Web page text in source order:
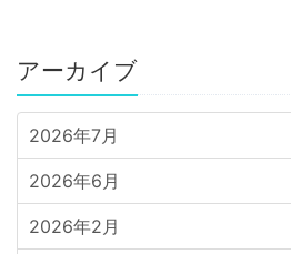
アーカイブ
2026年7月
2026年6月
2026年2月